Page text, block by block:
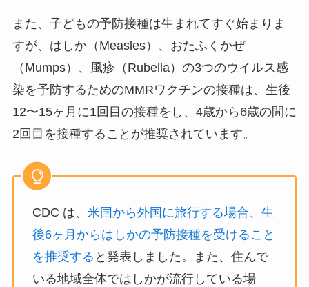
また、子どもの予防接種は生まれてすぐ始まりま
すが、はしか（Measles）、おたふくかぜ
（Mumps）、風疹（Rubella）の3つのウイルス感
染を予防するためのMMRワクチンの接種は、生後
12〜15ヶ月に1回目の接種をし、4歳から6歳の間に
2回目を接種することが推奨されています。
CDC は、 米国から外国に旅行する場合、生
後6ヶ月からはしかの予防接種を受けること
を推奨する と発表しました。また、住んで
いる地域全体ではしかが流行している場